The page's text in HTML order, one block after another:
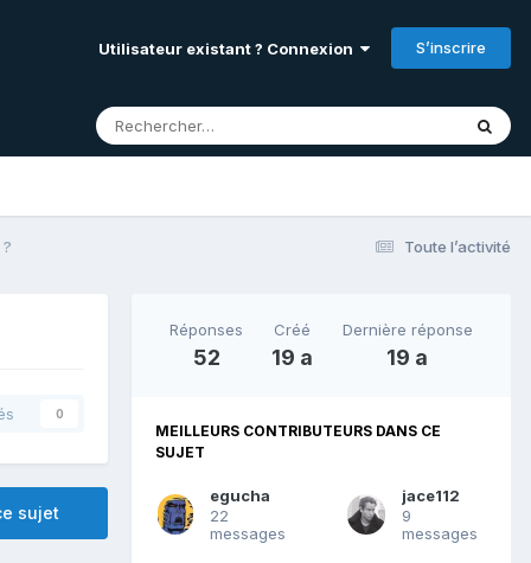
Utilisateur existant ? Connexion S’inscrire
Toute l’activité
0
sujet
Réponses
52
Créé
19 a
Dernière réponse
19 a
MEILLEURS CONTRIBUTEURS DANS CE
SUJET
egucha
22
messages
jace112
9
messages